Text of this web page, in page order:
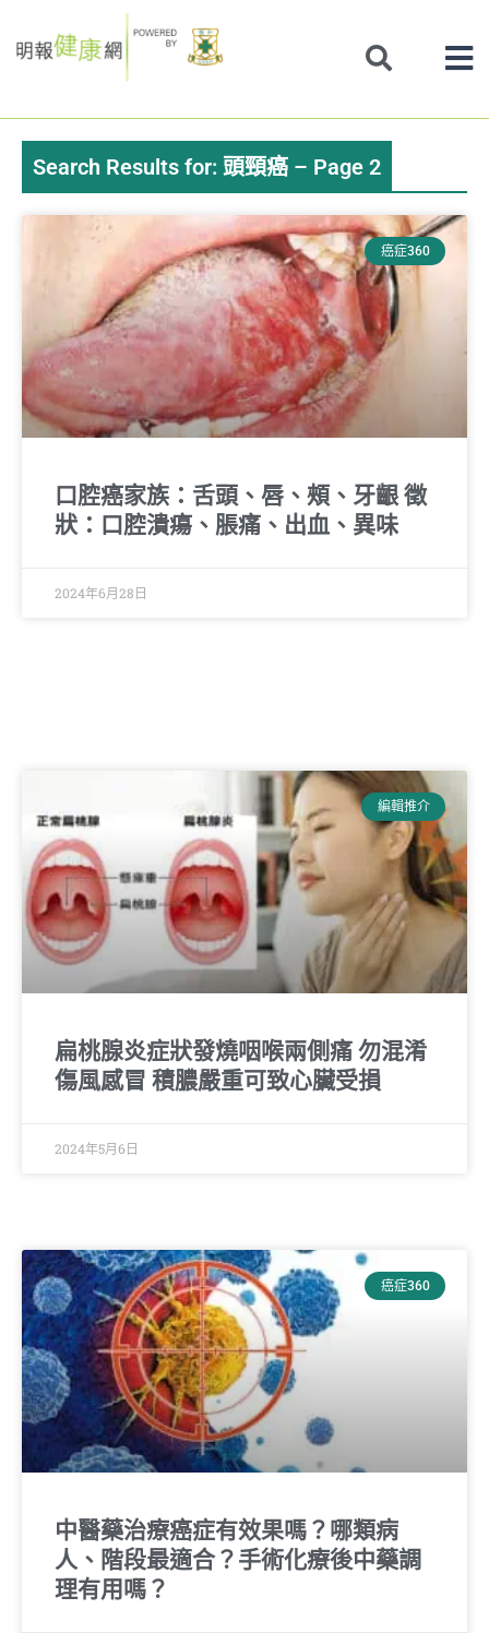
to
Search Results for: 頭頸癌 – Page 2
癌症360
口腔癌家族：舌頭、唇、頰、牙齦 徵
狀：口腔潰瘍、脹痛、出血、異味
2024年6月28日
編輯推介
扁桃腺炎症狀發燒咽喉兩側痛 勿混淆
傷風感冒 積膿嚴重可致心臟受損
2024年5月6日
癌症360
中醫藥治療癌症有效果嗎？哪類病
人、階段最適合？手術化療後中藥調
理有用嗎？
PagePagePagePage